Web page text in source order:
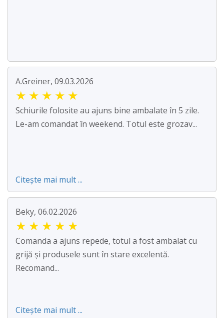
A.Greiner, 09.03.2026
★ ★ ★ ★ ★
Schiurile folosite au ajuns bine ambalate în 5 zile.
Le-am comandat în weekend. Totul este grozav...
Citește mai mult ...
Beky, 06.02.2026
★ ★ ★ ★ ★
Comanda a ajuns repede, totul a fost ambalat cu
grijă și produsele sunt în stare excelentă.
Recomand...
Citește mai mult ...